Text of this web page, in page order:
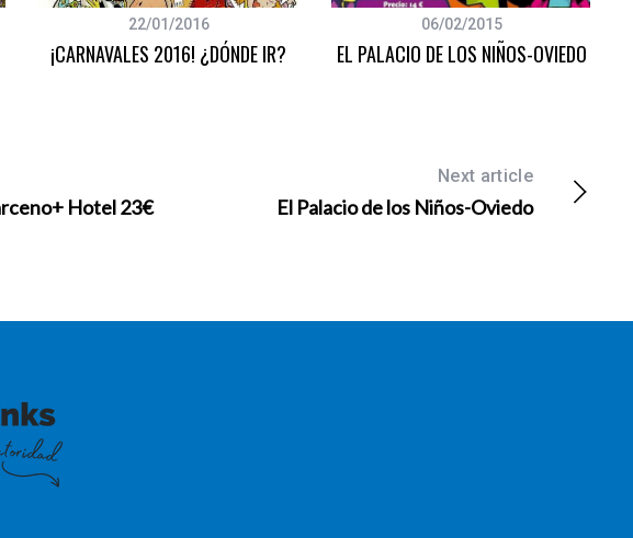
22/01/2016
¡CARNAVALES 2016! ¿DÓNDE IR?
06/02/2015
EL PALACIO DE LOS NIÑOS-OVIEDO
Hotel 23€
Next article
El Palacio de los Niños-Oviedo